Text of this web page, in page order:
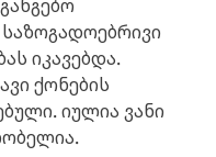
იკავებდა.
ქონების
იულია ვანი